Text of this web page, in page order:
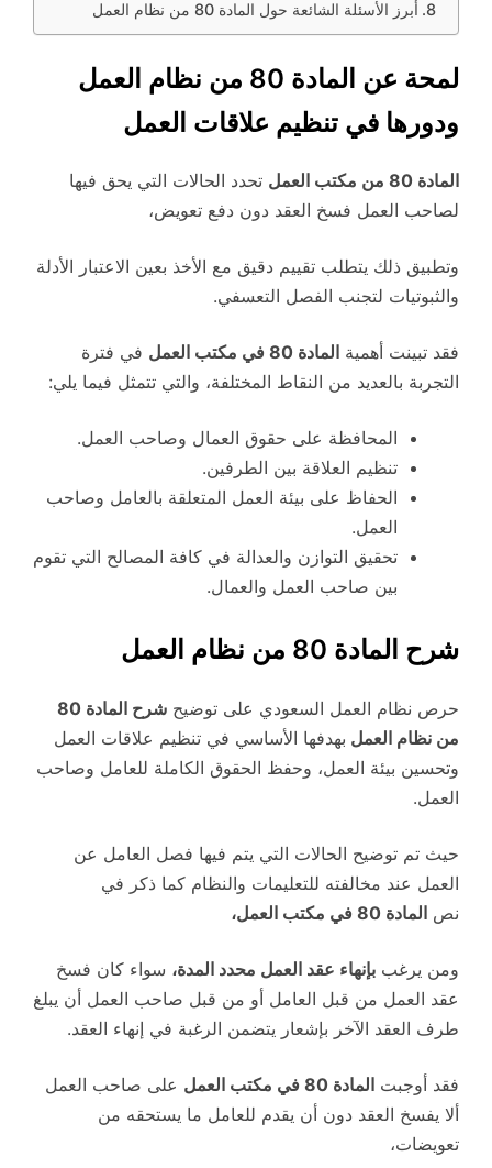
أبرز الأسئلة الشائعة حول المادة 80 من نظام العمل
لمحة عن المادة 80 من نظام العمل
ودورها في تنظيم علاقات العمل
المادة 80 من مكتب العمل
تحدد الحالات التي يحق فيها
لصاحب العمل فسخ العقد دون دفع تعويض،
وتطبيق ذلك يتطلب تقييم دقيق مع الأخذ بعين الاعتبار الأدلة
والثبوتيات لتجنب الفصل التعسفي.
فقد تبينت أهمية المادة 80 في مكتب العمل
في فترة
التجربة بالعديد من النقاط المختلفة، والتي تتمثل فيما يلي:
المحافظة على حقوق العمال وصاحب العمل.
تنظيم العلاقة بين الطرفين.
الحفاظ على بيئة العمل المتعلقة بالعامل وصاحب
العمل.
تحقيق التوازن والعدالة في كافة المصالح التي تقوم
بين صاحب العمل والعمال.
شرح المادة 80 من نظام العمل
حرص نظام العمل السعودي على توضيح
شرح المادة 80
من نظام العمل بهدفها الأساسي في تنظيم علاقات العمل
وتحسين بيئة العمل، وحفظ الحقوق الكاملة للعامل وصاحب
العمل.
حيث تم توضيح الحالات التي يتم فيها فصل العامل عن
العمل عند مخالفته للتعليمات والنظام كما ذكر في
نص المادة 80 في مكتب العمل،
ومن يرغب بإنهاء عقد العمل محدد المدة، سواء كان فسخ
عقد العمل من قبل العامل أو من قبل صاحب العمل أن يبلغ
طرف العقد الآخر بإشعار يتضمن الرغبة في إنهاء العقد.
فقد أوجبت المادة 80 في مكتب العمل
على صاحب العمل
ألا يفسخ العقد دون أن يقدم للعامل ما يستحقه من
تعويضات،